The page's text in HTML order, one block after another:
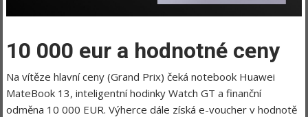
10 000 eur a hodnotné ceny
Na vítěze hlavní ceny (Grand Prix) čeká notebook Huawei
MateBook 13, inteligentní hodinky Watch GT a finanční
odměna 10 000 EUR. Výherce dále získá e-voucher v hodnotě